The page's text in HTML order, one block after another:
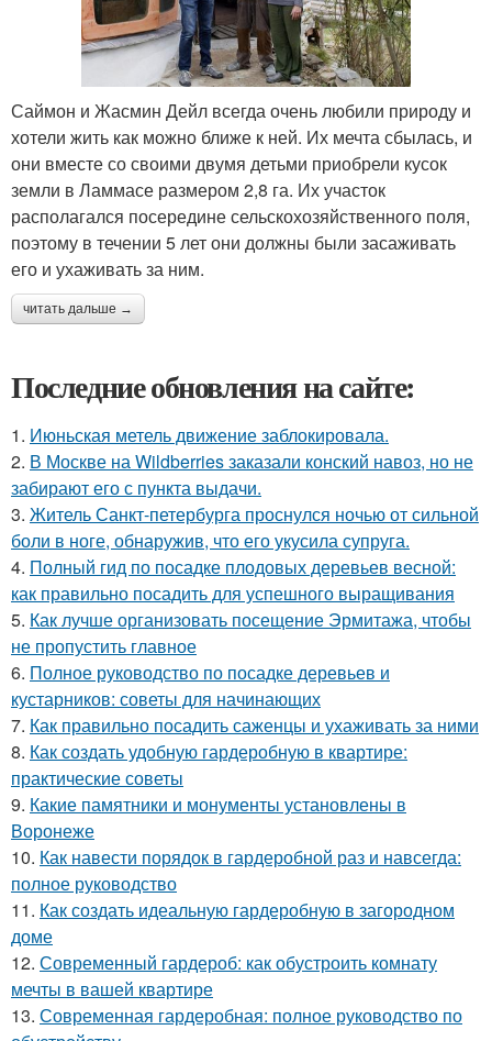
Саймон и Жасмин Дейл всегда очень любили природу и
хотели жить как можно ближе к ней. Их мечта сбылась, и
они вместе со своими двумя детьми приобрели кусок
земли в Ламмасе размером 2,8 га. Их участок
располагался посередине сельскохозяйственного поля,
поэтому в течении 5 лет они должны были засаживать
его и ухаживать за ним.
читать дальше →
Последние обновления на сайте:
1. Июньская метель движение заблокировала.
2. В Москве на Wildberries заказали конский навоз, но не
забирают его с пункта выдачи.
3. Житель Санкт-петербурга проснулся ночью от сильной
боли в ноге, обнаружив, что его укусила супруга.
4. Полный гид по посадке плодовых деревьев весной:
как правильно посадить для успешного выращивания
5. Как лучше организовать посещение Эрмитажа, чтобы
не пропустить главное
6. Полное руководство по посадке деревьев и
кустарников: советы для начинающих
7. Как правильно посадить саженцы и ухаживать за ними
8. Как создать удобную гардеробную в квартире:
практические советы
9. Какие памятники и монументы установлены в
Воронеже
10. Как навести порядок в гардеробной раз и навсегда:
полное руководство
11. Как создать идеальную гардеробную в загородном
доме
12. Современный гардероб: как обустроить комнату
мечты в вашей квартире
13. Современная гардеробная: полное руководство по